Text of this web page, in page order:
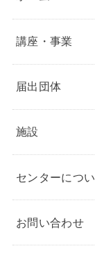
講座・事業
届出団体
施設
センターにつ
お問い合わせ